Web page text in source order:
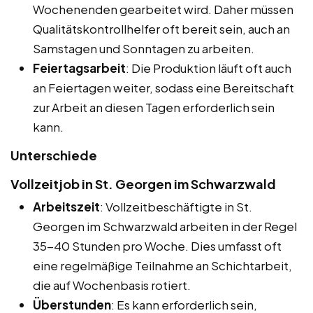
Wochenenden gearbeitet wird. Daher müssen
Qualitätskontrollhelfer oft bereit sein, auch an
Samstagen und Sonntagen zu arbeiten.
Feiertagsarbeit: Die Produktion läuft oft auch
an Feiertagen weiter, sodass eine Bereitschaft
zur Arbeit an diesen Tagen erforderlich sein
kann.
Unterschiede
Vollzeitjob in St. Georgen im Schwarzwald
Arbeitszeit: Vollzeitbeschäftigte in St.
Georgen im Schwarzwald arbeiten in der Regel
35-40 Stunden pro Woche. Dies umfasst oft
eine regelmäßige Teilnahme an Schichtarbeit,
die auf Wochenbasis rotiert.
Überstunden: Es kann erforderlich sein,